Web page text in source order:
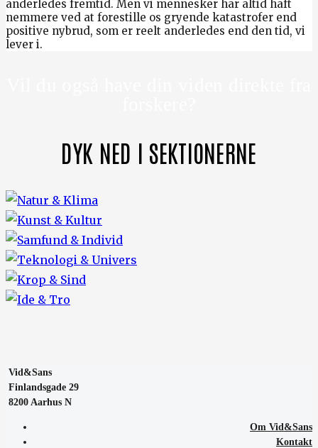
anderledes fremtid. Men vi mennesker har altid haft
nemmere ved at forestille os gryende katastrofer end
positive nybrud, som er reelt anderledes end den tid, vi
lever i.
DYK NED I SEKTIONERNE
Vid&Sans
Finlandsgade 29
8200 Aarhus N
Om Vid&Sans
Kontakt